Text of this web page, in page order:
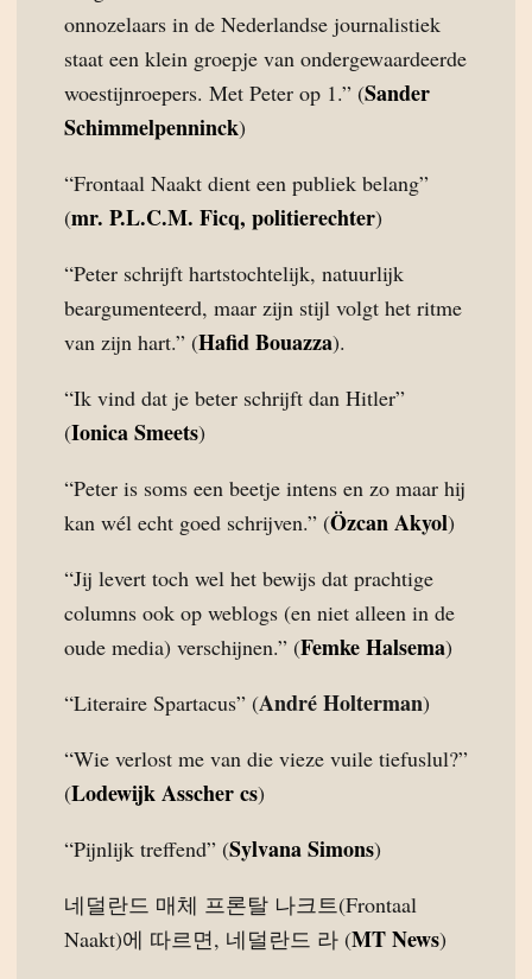
onnozelaars in de Nederlandse journalistiek
staat een klein groepje van ondergewaardeerde
woestijnroepers. Met Peter op 1.” (Sander
Schimmelpenninck)
“Frontaal Naakt dient een publiek belang”
(mr. P.L.C.M. Ficq, politierechter)
“Peter schrijft hartstochtelijk, natuurlijk
beargumenteerd, maar zijn stijl volgt het ritme
van zijn hart.” (Hafid Bouazza).
“Ik vind dat je beter schrijft dan Hitler”
(Ionica Smeets)
“Peter is soms een beetje intens en zo maar hij
kan wél echt goed schrijven.” (Özcan Akyol)
“Jij levert toch wel het bewijs dat prachtige
columns ook op weblogs (en niet alleen in de
oude media) verschijnen.” (Femke Halsema)
“Literaire Spartacus” (André Holterman)
“Wie verlost me van die vieze vuile tiefuslul?”
(Lodewijk Asscher cs)
“Pijnlijk treffend” (Sylvana Simons)
네덜란드 매체 프론탈 나크트(Frontaal
Naakt)에 따르면, 네덜란드 라 (MT News)